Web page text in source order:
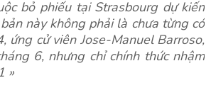
bỏ phiếu tại Strasbourg dự kiến
này không phải là chưa từng có
ứng cử viên Jose-Manuel Barroso,
6, nhưng chỉ chính thức nhậm
»